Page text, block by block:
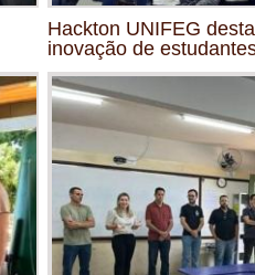
Hackton UNIFEG
inovação de